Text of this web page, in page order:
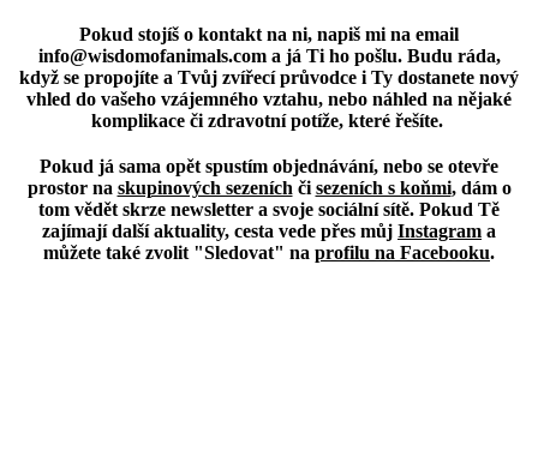
Pokud stojíš o kontakt na ni, napiš mi na email
info@wisdomofanimals.coma já Ti ho pošlu. Budu ráda,
když se propojíte a Tvůj zvířecí průvodce i Ty dostanete nový
vhled do vašeho vzájemného vztahu, nebo náhled na nějaké
komplikace či zdravotní potíže, které řešíte.
Pokud já sama opět spustím objednávání, nebo se otevře
prostor na skupinových sezeních či sezeních s koňmi, dám o
tom vědět skrze newsletter a svoje sociální sítě. Pokud Tě
zajímají další aktuality, cesta vede přes můj Instagram a
můžete také zvolit "Sledovat" na profilu na Facebooku.